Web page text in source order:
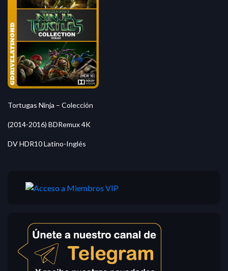
Tortugas Ninja – Colección
(2014-2016) BDRemux 4K
DV HDR10 Latino-Inglés